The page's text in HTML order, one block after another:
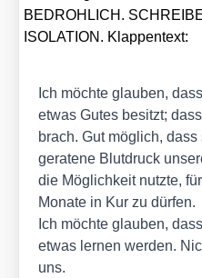
BEDROHLICH.
ISOLATION. Klap­pen­text:
Ich möch­te glau­ben,
etwas Gutes besitzt;
brach. Gut mög­lich,
gera­te­ne Blut­druck
die Mög­lich­keit nutz­te,
Mona­te in Kur zu dür­fen.
Ich möch­te glau­ben,
etwas ler­nen wer­den.
uns.